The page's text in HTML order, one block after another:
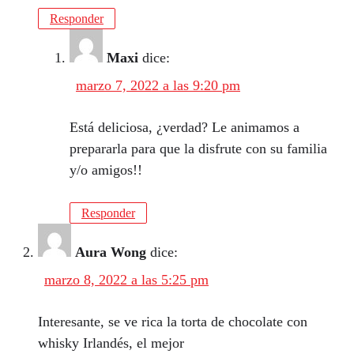
Responder
Maxi dice:
marzo 7, 2022 a las 9:20 pm
Está deliciosa, ¿verdad? Le animamos a
prepararla para que la disfrute con su familia
y/o amigos!!
Responder
Aura Wong dice:
marzo 8, 2022 a las 5:25 pm
Interesante, se ve rica la torta de chocolate con
whisky Irlandés, el mejor